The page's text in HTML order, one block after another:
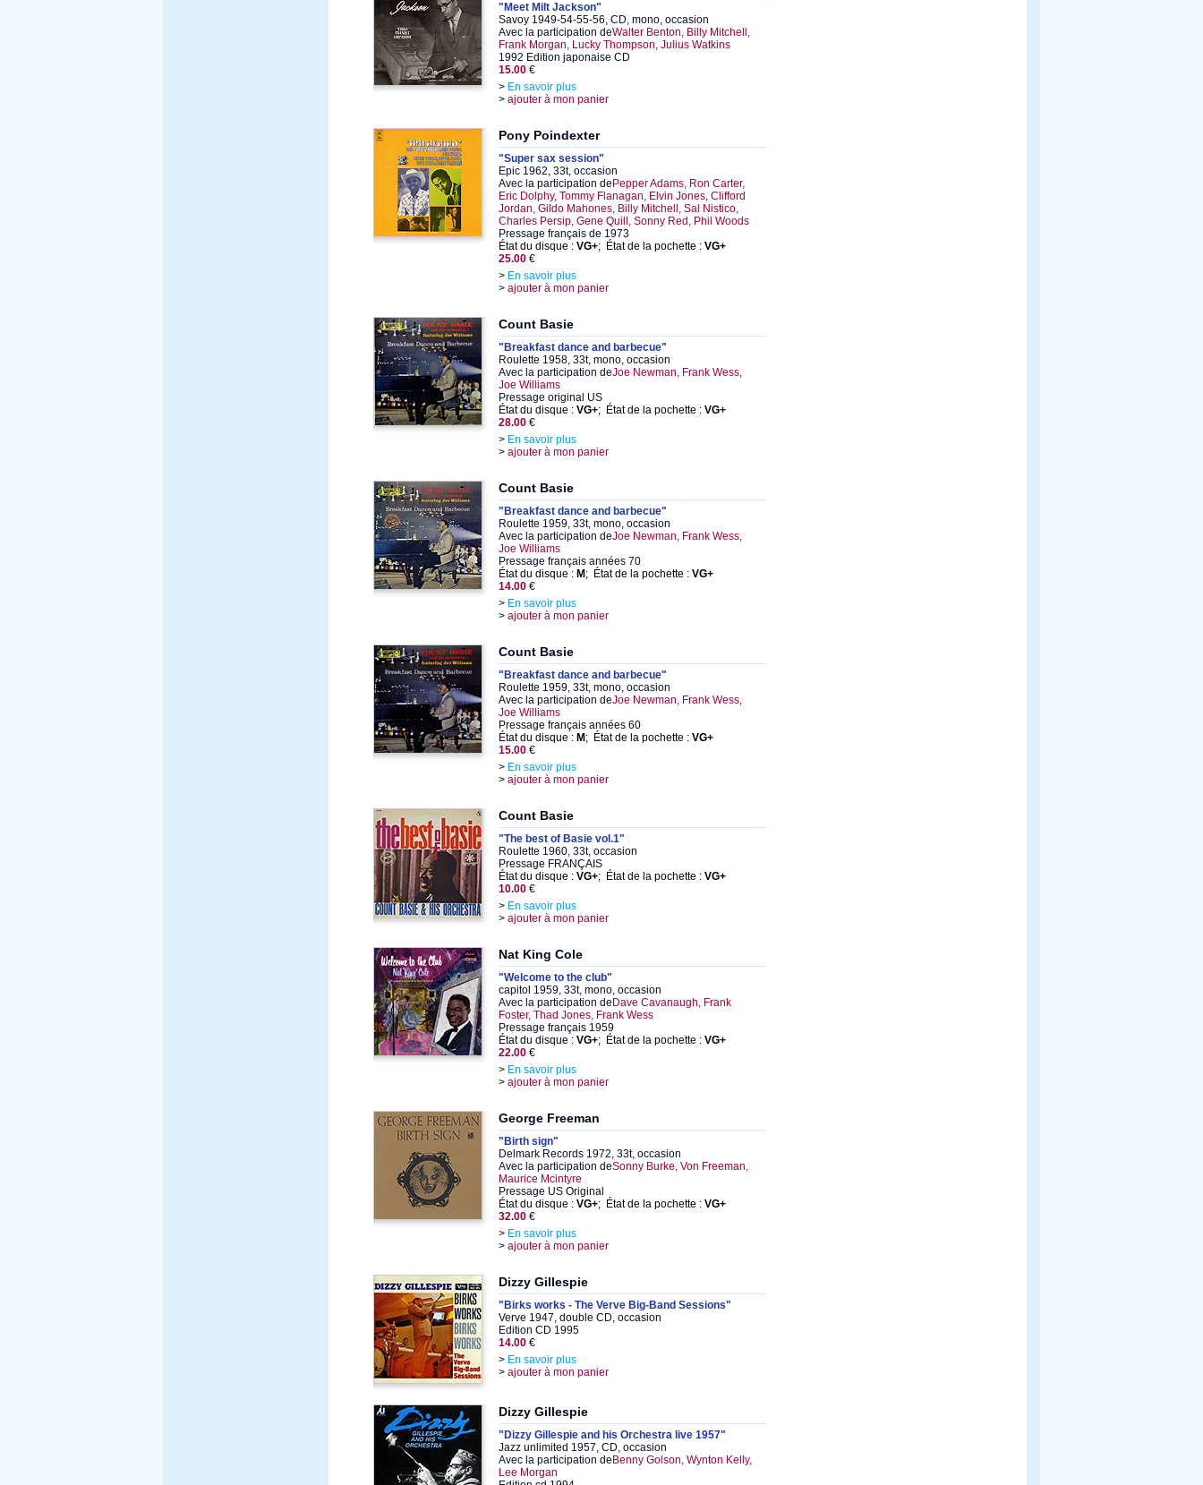
"Meet Milt Jackson"
Savoy 1949-54-55-56, CD, mono, occasion
Avec la participation deWalter Benton, Billy Mitchell,
Frank Morgan, Lucky Thompson, Julius Watkins
1992 Edition japonaise CD
15.00 €
> En savoir plus
> ajouter à mon panier
Pony Poindexter
"Super sax session"
Epic 1962, 33t, occasion
Avec la participation de Pepper Adams, Ron Carter,
Eric Dolphy, Tommy Flanagan, Elvin Jones, Clifford
Jordan, Gildo Mahones, Billy Mitchell, Sal Nistico,
Charles Persip, Gene Quill, Sonny Red, Phil Woods
Pressage français de 1973
État du disque : VG+; État de la pochette : VG+
25.00 €
> En savoir plus
> ajouter à mon panier
Count Basie
"Breakfast dance and barbecue"
Roulette 1958, 33t, mono, occasion
Avec la participation deJoe Newman, Frank Wess,
Joe Williams
Pressage original US
État du disque : VG+; État de la pochette : VG+
28.00 €
> En savoir plus
> ajouter à mon panier
Count Basie
"Breakfast dance and barbecue"
Roulette 1959, 33t, mono, occasion
Avec la participation deJoe Newman, Frank Wess,
Joe Williams
Pressage français années 70
État du disque : M ; État de la pochette : VG+
14.00 €
> En savoir plus
> ajouter à mon panier
Count Basie
"Breakfast dance and barbecue"
Roulette 1959, 33t, mono, occasion
Avec la participation deJoe Newman, Frank Wess,
Joe Williams
Pressage français années 60
État du disque : M ; État de la pochette : VG+
15.00 €
> En savoir plus
> ajouter à mon panier
Count Basie
"The best of Basie vol.1"
Roulette 1960, 33t, occasion
Pressage FRANÇAIS
État du disque : VG+; État de la pochette : VG+
10.00 €
> En savoir plus
> ajouter à mon panier
Nat King Cole
"Welcome to the club"
capitol 1959, 33t, mono, occasion
Avec la participation de Dave Cavanaugh, Frank
Foster, Thad Jones, Frank Wess
Pressage français 1959
État du disque : VG+; État de la pochette : VG+
22.00 €
> En savoir plus
> ajouter à mon panier
George Freeman
"Birth sign"
Delmark Records 1972, 33t, occasion
Avec la participation deSonny Burke, Von Freeman,
Maurice Mcintyre
Pressage US Original
État du disque : VG+; État de la pochette : VG+
32.00 €
> En savoir plus
> ajouter à mon panier
Dizzy Gillespie
"Birks works - The Verve Big-Band Sessions"
Verve 1947, double CD, occasion
Edition CD 1995
14.00 €
> En savoir plus
> ajouter à mon panier
Dizzy Gillespie
"Dizzy Gillespie and his Orchestra live 1957"
Jazz unlimited 1957, CD, occasion
Avec la participation de Benny Golson, Wynton Kelly,
Lee Morgan